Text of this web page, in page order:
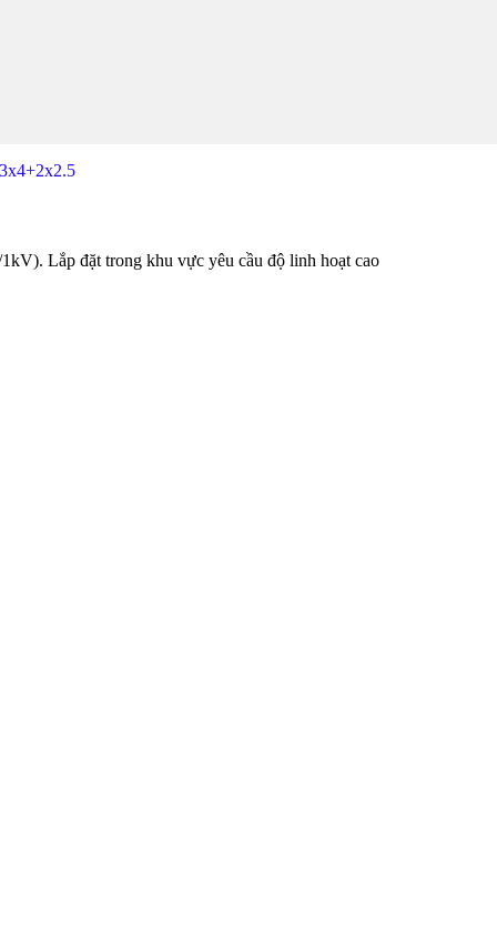
Lắp đặt trong khu vực yêu cầu độ linh hoạt cao